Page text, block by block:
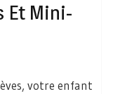
Et Mini-
votre enfant